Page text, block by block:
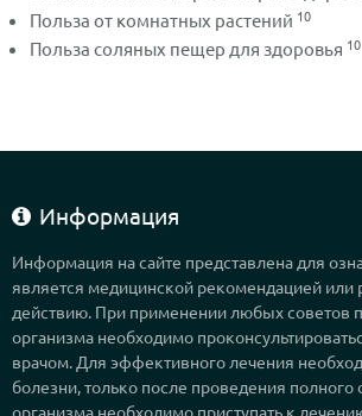
Польза от комнатных растений 10
Польза соляных пещер для здоровья 10
Информация
Информация на сайте представлена для
является медицинской рекомендацией или
действию. При применении любых советов
организма необходимо
врачом. Для эффективного лечения
болезни, только после проведения полного
организма необходимо приступать к